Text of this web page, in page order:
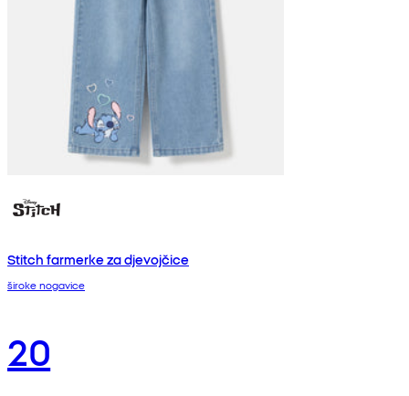
Stitch farmerke za djevojčice
široke nogavice
20